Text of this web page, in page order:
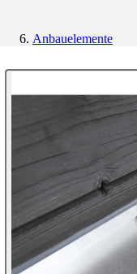
Anbauelemente